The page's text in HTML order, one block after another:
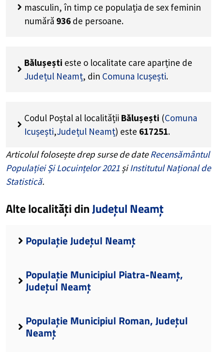
masculin, în timp ce populația de sex feminin
numără 936 de persoane.
Bălușești este o localitate care aparține de
Județul Neamț, din Comuna Icușești.
Codul Poștal al localității Bălușești (Comuna
Icușești,Județul Neamț) este 617251.
Articolul folosește drep surse de dateRecensământul
Populației Și Locuințelor 2021 șiInstitutul Național de
Statistică.
Alte localități dinJudețul Neamț
Populație Județul Neamț
Populație Municipiul Piatra-Neamț,
Județul Neamț
Populație Municipiul Roman, Județul
Neamț